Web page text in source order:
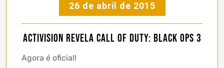
26 de abril de 2015
Activision revela Call of Duty: Black Ops 3
Agora é oficial!